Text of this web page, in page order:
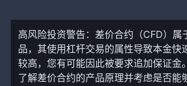
高风险投资警告：差价合约（CFD）属
品，其使用杠杆交易的属性导致本金快
较高，您有可能因此被要求追加保证金
了解差价合约的产品原理并考虑是否能